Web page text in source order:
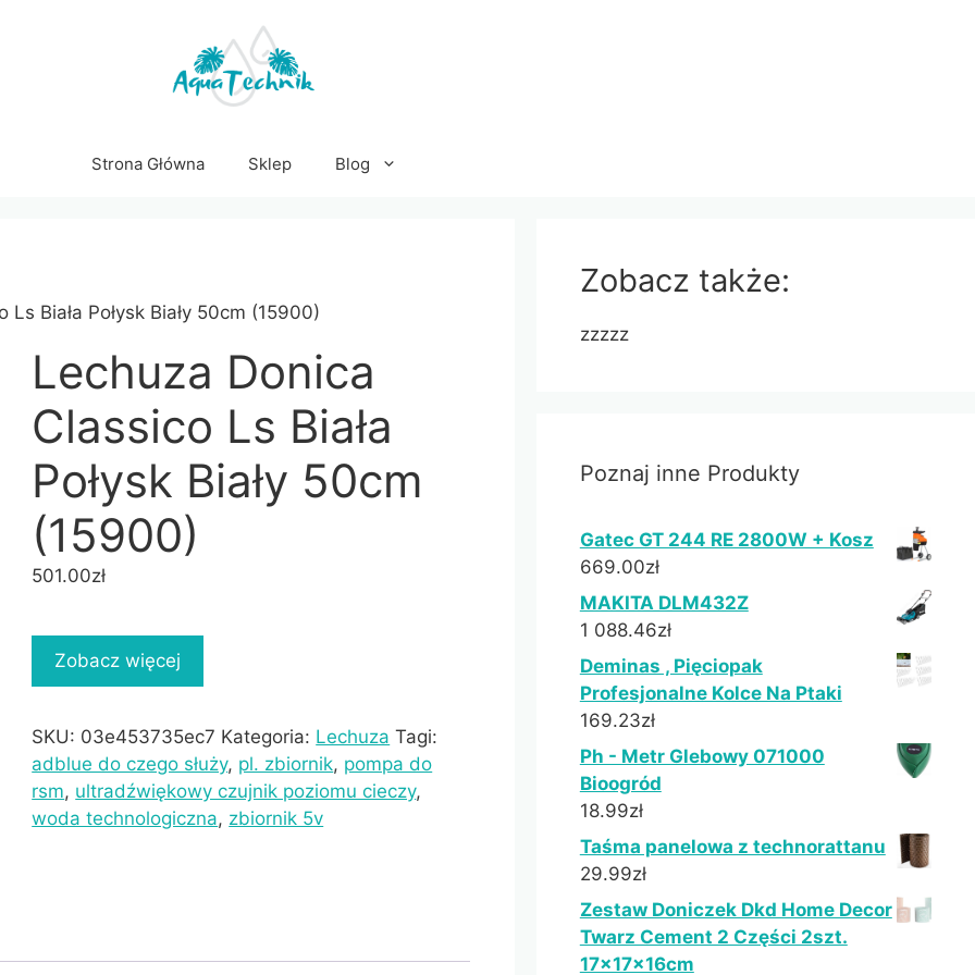
Strona Główna Sklep Blog
Biała Połysk Biały 50cm (15900)
Lechuza Donica
Classico Ls Biała
Połysk Biały 50cm
(15900)
501.00zł
Zobacz więcej
SKU: 03e453735ec7 Kategoria: Lechuza Tagi:
adblue do czego służy, pl. zbiornik, pompa do
rsm, ultradźwiękowy czujnik poziomu cieczy,
woda technologiczna, zbiornik 5v
Zobacz także:
zzzzz
Poznaj inne Produkty
Gatec GT 244 RE 2800W + Kosz
669.00zł
MAKITA DLM432Z
1 088.46zł
Deminas , Pięciopak
Profesjonalne Kolce Na Ptaki
169.23zł
Ph - Metr Glebowy 071000
Bioogród
18.99zł
Taśma panelowa z technorattanu
29.99zł
Zestaw Doniczek Dkd Home Decor
Twarz Cement 2 Części 2szt.
17x17x16cm